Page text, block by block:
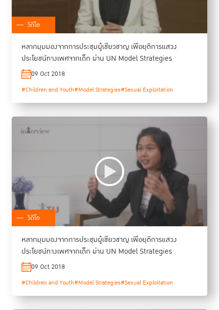
วิดีโอ
หลากมุมมองจากการประชุมผู้เชี่ยวชาญ เพื่อยุติการแสวง
ประโยชน์ทางเพศจากเด็ก ผ่าน UN Model Strategies
09 Oct 2018
#Children and Youth#Model Strategies#Sexual Exploitation
วิดีโอ
หลากมุมมองจากการประชุมผู้เชี่ยวชาญ เพื่อยุติการแสวง
ประโยชน์ทางเพศจากเด็ก ผ่าน UN Model Strategies
09 Oct 2018
#Children and Youth#Model Strategies#Sexual Exploitation